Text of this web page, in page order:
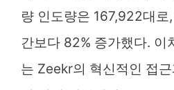
량 인도량은 167,922대로
간보다 82% 증가했다. 이
는 Zeekr의 혁신적인 접